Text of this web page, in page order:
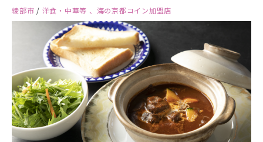
綾部市 / 洋食・中華等 、海の京都コイン加盟店